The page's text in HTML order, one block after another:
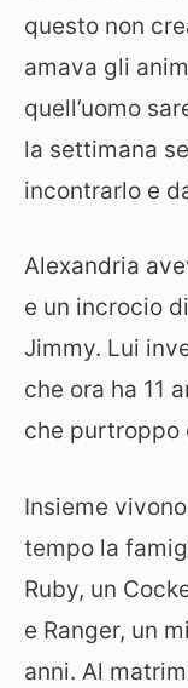
questo non
amava gli
quell’uomo
la settimana
incontrarlo e
Alexandria
e un incrocio
Jimmy. Lui
che ora ha 11
che purtroppo
Insieme
tempo la
Ruby, un
e Ranger, un
anni. Al